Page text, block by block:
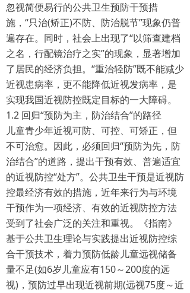
忽视简便易行的公共卫生预防干预措
施，“只治(矫正)不防、防治脱节”现象仍普
遍存在。同时，社会上出现了“以筛查建档
之名，行配镜治疗之实”的现象，显著增加
了居民的经济负担。“重治轻防”既不能减少
近视患病率，更不能降低近视发病率，是
实现我国近视防控既定目标的一大障碍。
1.2 回归“预防为主，防治结合”的路径
儿童青少年近视可防、可控、可矫正，但
不可治愈。因此，必须回归“预防为先，防
治结合”的道路，提出干预有效、普遍适宜
的近视防控“处方”。公共卫生干预是近视防
控最经济有效的措施，近年来行为与环境
干预作为一项经济、有效的近视防控方法
受到了社会广泛的关注和重视。《指南》
基于公共卫生理论与实践提出近视防控综
合干预技术，着力预防低龄儿童远视储备
量不足(如6岁儿童应有150～200度的远
视)，预防过早出现近视前期(远视75度～近